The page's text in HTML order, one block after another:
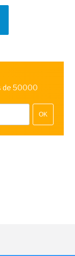
de 50000
OK